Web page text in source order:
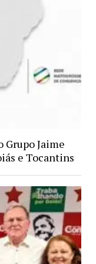
Grupo Jaime
e Tocantins